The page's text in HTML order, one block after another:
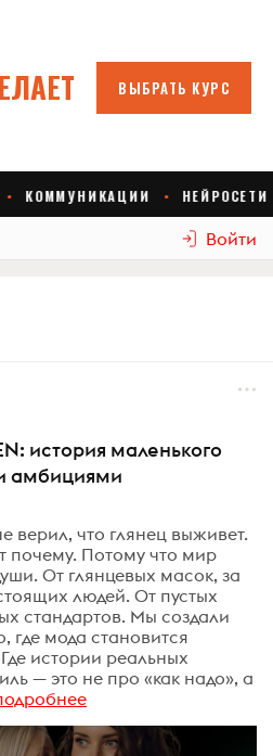
Войти
история маленького
амбициями
верил, что глянец выживет.
почему. Потому что мир
От глянцевых масок, за
людей. От пустых
стандартов. Мы создали
где мода становится
истории реальных
— это не про «как надо», а